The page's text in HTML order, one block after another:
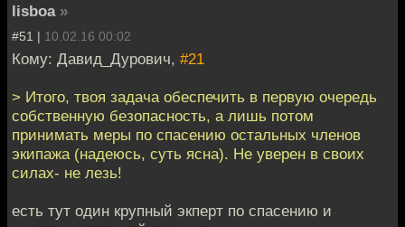
lisboa »
#51 | 10.02.16 00:02
Кому: Давид_Дурович, #21
> Итого, твоя задача обеспечить в первую очередь
собственную безопасность, а лишь потом
принимать меры по спасению остальных членов
экипажа (надеюсь, суть ясна). Не уверен в своих
силах- не лезь!
есть тут один крупный экперт по спасению и